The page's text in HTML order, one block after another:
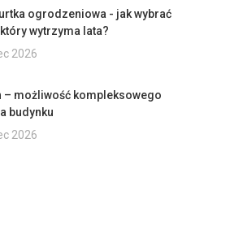
ogrodzeniowa - jak wybrać
wytrzyma lata?
2026
– możliwość kompleksowego
budynku
2026